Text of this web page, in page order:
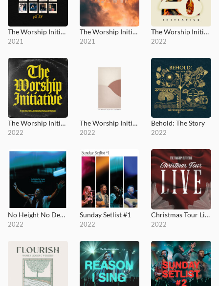
The Worship Initiative, Vol. 26
2021
The Worship Initiative, Vol. 27
2021
The Worship Initiative, Vol. 28
2022
The Worship Initiative, Vol. 29
2022
The Worship Initiative, Vol. 30
2022
Behold: The Story
2022
No Height No Depth / Thy Mercy, My God
2022
Sunday Setlist #1
2022
Christmas Tour Live
2022